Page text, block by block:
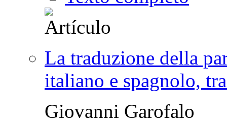
La traduzione della
italiano e spagnolo,
Giovanni Garofalo